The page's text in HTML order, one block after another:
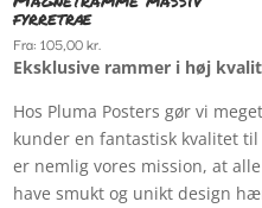
fyrretræ
Fra:105,00kr.
Eksklusive rammer i høj
Hos Pluma Posters gør vi
kunder en fantastisk kvalitet
er nemlig vores mission, at
have smukt og unikt design